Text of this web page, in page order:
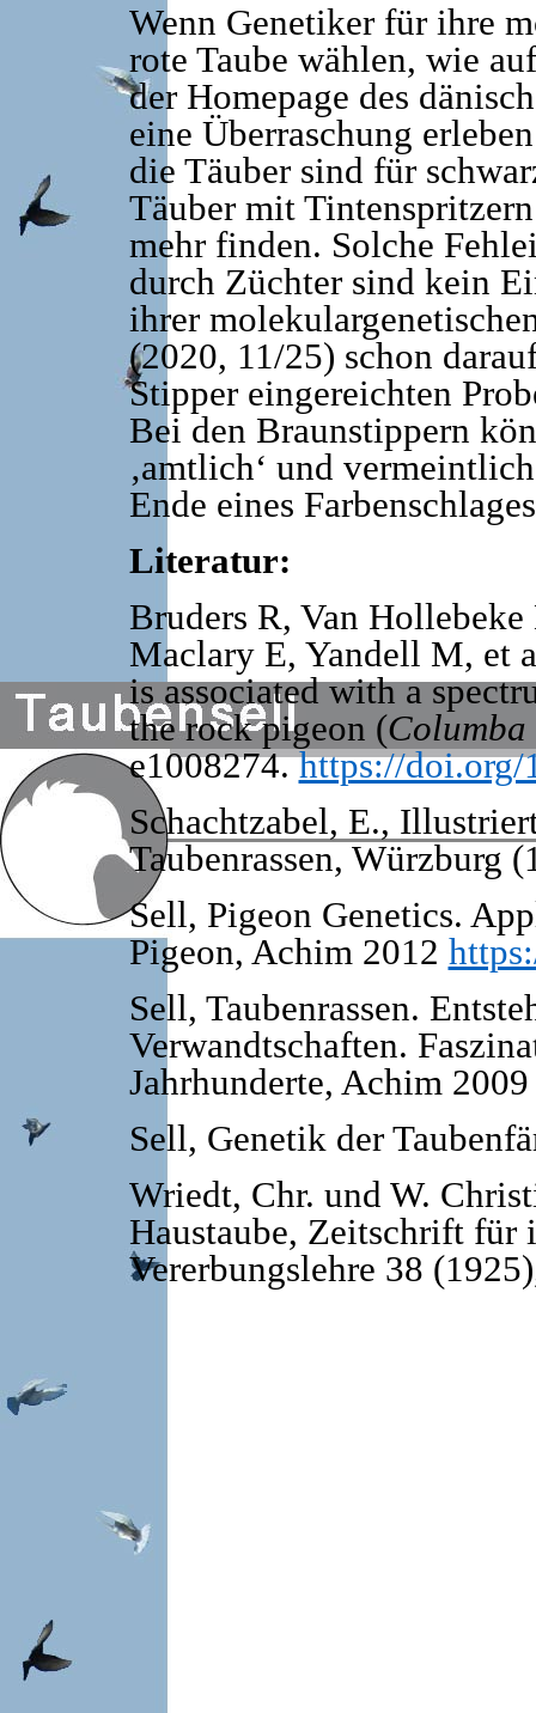
Wenn Genetiker für ihre
rote Taube wählen, wie
der Homepage des
eine Überraschung
die Täuber sind für
Täuber mit
mehr finden. Solche
durch Züchter sind kein
ihrer
(2020, 11/25) schon
Stipper eingereichten
Bei den Braunstippern
‚amtlich‘ und
Ende eines
Literatur:
Bruders R, Van
Maclary E, Yandell M, et
is associated with a
the rock pigeon (
e1008274.https://doi.org/
Schachtzabel, E.,
Taubenrassen, Würzburg
Sell, Pigeon Genetics.
Pigeon, Achim 2012
Sell, Taubenrassen.
Verwandtschaften.
Jahrhunderte, Achim
Sell, Genetik der
Wriedt, Chr. und W.
Haustaube, Zeitschrift für
Vererbungslehre 38